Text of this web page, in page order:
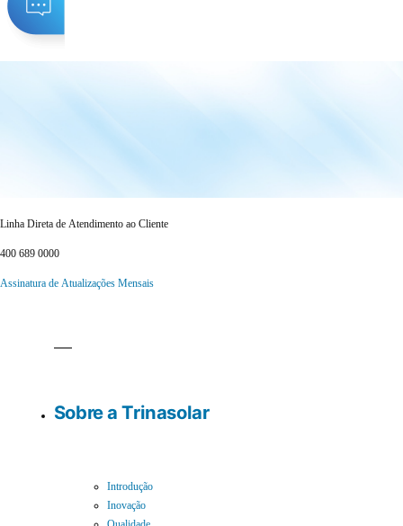
Linha Direta de Atendimento ao Cliente
400 689 0000
Assinatura de Atualizações Mensais
Sobre a Trinasolar
Introdução
Inovação